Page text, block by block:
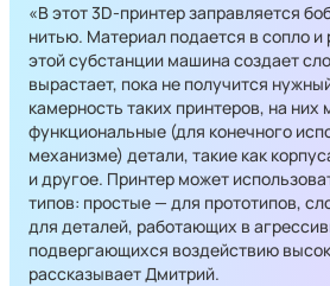
«В этот 3D-принтер заправляется
нитью. Материал подается в сопло и
этой субстанции машина создает
вырастает, пока не получится
камерность таких принтеров, на них
функциональные (для конечного
механизме) детали, такие как
и другое. Принтер может
типов: простые — для прототипов,
для деталей, работающих в
подвергающихся воздействию
рассказывает Дмитрий.